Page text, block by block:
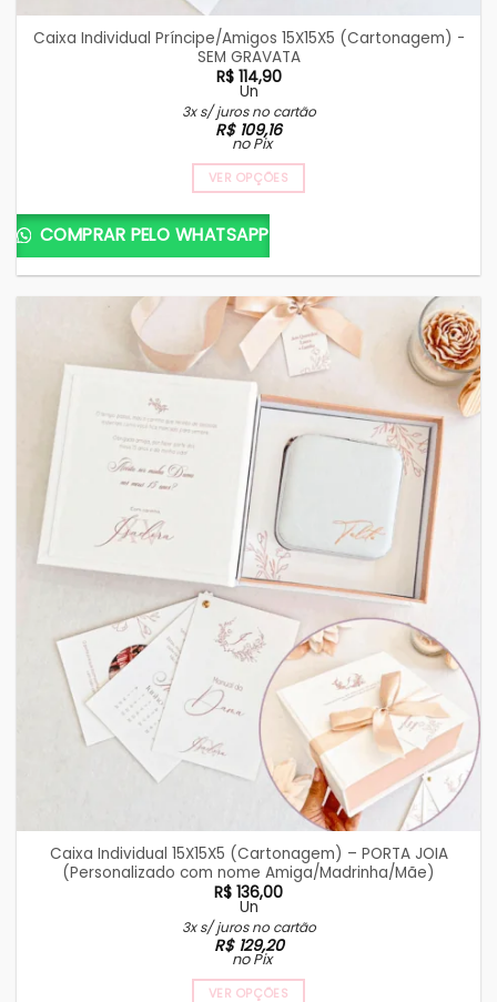
Caixa Individual Príncipe/Amigos 15X15X5 (Cartonagem) -
SEM GRAVATA
R$114,90
Un
3x s/ juros no cartão
R$109,16
no Pix
VER OPÇÕES
COMPRAR PELO WHATSAPP
Caixa Individual 15X15X5 (Cartonagem) – PORTA JOIA
(Personalizado com nome Amiga/Madrinha/Mãe)
R$ 136,00
Un
3x s/ juros no cartão
R$129,20
no Pix
VER OPÇÕES